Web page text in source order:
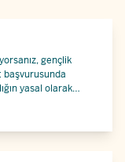
gençlik
başvurusunda
yasal olarak